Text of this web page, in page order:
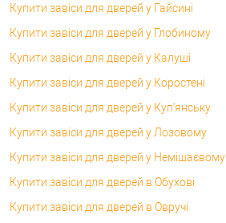
Купити завіси для дверей у Гайсині
Купити завіси для дверей у Глобиному
Купити завіси для дверей у Калуші
Купити завіси для дверей у Коростені
Купити завіси для дверей у Куп'янську
Купити завіси для дверей у Лозовому
Купити завіси для дверей у Немішаєвому
Купити завіси для дверей в Обухові
Купити завіси для дверей в Овручі